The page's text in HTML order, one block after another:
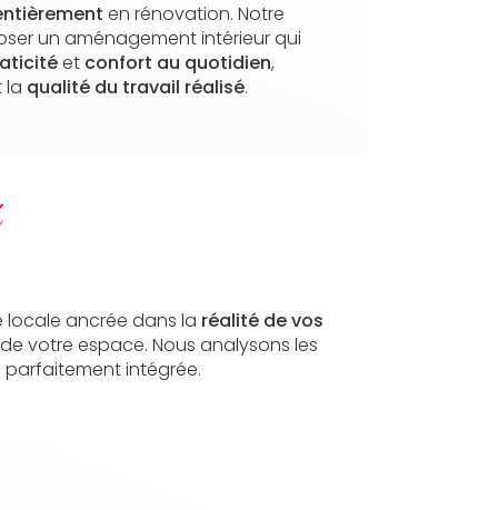
en rénovation. Notre
un aménagement intérieur qui
et confort au quotidien,
la qualité du travail réalisé.
locale ancrée dans la réalité de vos
votre espace. Nous analysons les
parfaitement intégrée.